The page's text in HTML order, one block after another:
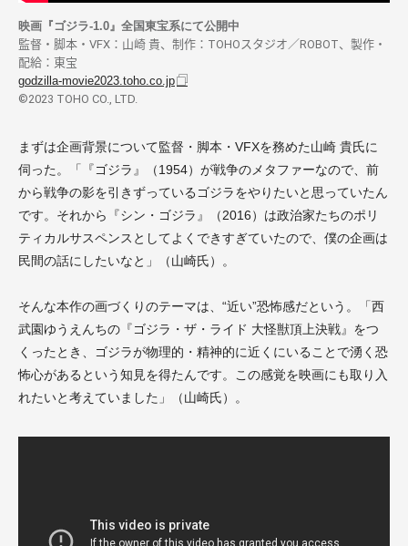
映画『ゴジラ-1.0』全国東宝系にて公開中
監督・脚本・VFX：山崎 貴、制作：TOHOスタジオ／ROBOT、製作・
配給：東宝
godzilla-movie2023.toho.co.jp
©2023 TOHO CO., LTD.
まずは企画背景について監督・脚本・VFXを務めた山崎 貴氏に
伺った。「『ゴジラ』（1954）が戦争のメタファーなので、前
から戦争の影を引きずっているゴジラをやりたいと思っていたん
です。それから『シン・ゴジラ』（2016）は政治家たちのポリ
ティカルサスペンスとしてよくできすぎていたので、僕の企画は
民間の話にしたいなと」（山崎氏）。
そんな本作の画づくりのテーマは、“近い”恐怖感だという。「西
武園ゆうえんちの『ゴジラ・ザ・ライド 大怪獣頂上決戦』をつ
くったとき、ゴジラが物理的・精神的に近くにいることで湧く恐
怖心があるという知見を得たんです。この感覚を映画にも取り入
れたいと考えていました」（山崎氏）。